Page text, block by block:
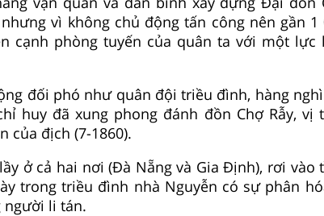
vì không chủ động tấn công nên gần 1
cạnh phòng tuyến của quân ta với một lực
đối phó như quân đội triều đình, hàng
huy đã xung phong đánh đồn Chợ Rẫy,
của địch (7-1860).
ở cả hai nơi (Đà Nẵng và Gia Định), rơi
trong triều đình nhà Nguyễn có sự phân
người li tán.